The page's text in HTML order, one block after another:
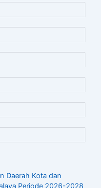
Daerah Kota dan
Periode 2026-2028